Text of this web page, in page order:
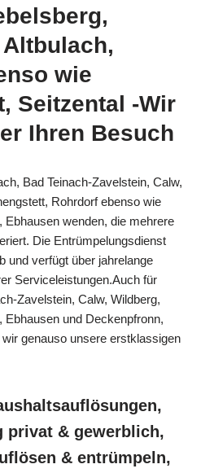
wie
Seitzental -Wir
Ihren Besuch
Bad Teinach-Zavelstein, Calw,
Rohrdorf ebenso wie
Ebhausen wenden, die mehrere
Die Entrümpelungsdienst
und verfügt über jahrelange
Serviceleistungen.Auch für
Zavelstein, Calw, Wildberg,
Ebhausen und Deckenpfronn,
genauso unsere erstklassigen
privat & gewerblich,
& entrümpeln,